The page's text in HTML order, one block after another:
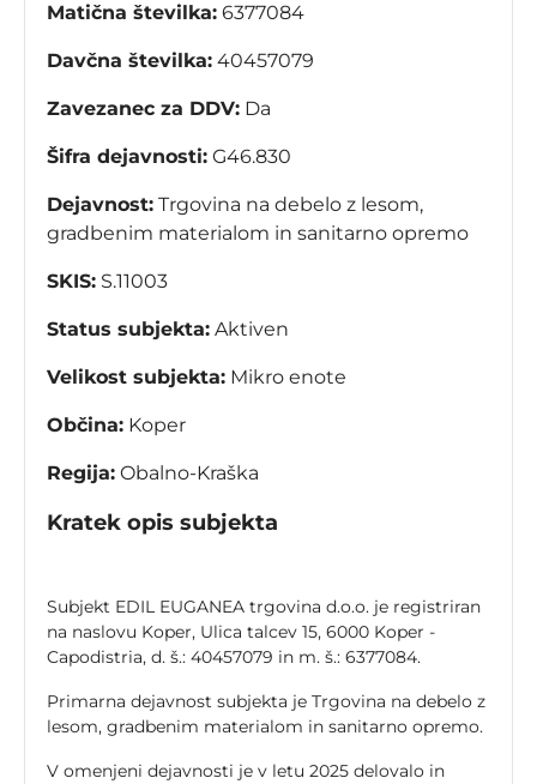
Matična številka: 6377084
Davčna številka: 40457079
Zavezanec za DDV: Da
Šifra dejavnosti: G46.830
Dejavnost: Trgovina na debelo z lesom,
gradbenim materialom in sanitarno opremo
SKIS: S.11003
Status subjekta: Aktiven
Velikost subjekta: Mikro enote
Občina: Koper
Regija: Obalno-Kraška
Kratek opis subjekta
Subjekt EDIL EUGANEA trgovina d.o.o. je registriran
na naslovu Koper, Ulica talcev 15, 6000 Koper -
Capodistria, d. š.: 40457079 in m. š.: 6377084.
Primarna dejavnost subjekta je Trgovina na debelo z
lesom, gradbenim materialom in sanitarno opremo.
V omenjeni dejavnosti je v letu 2025 delovalo in